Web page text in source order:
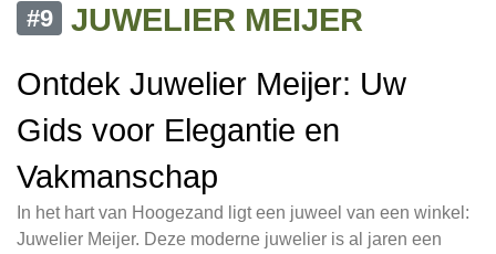
#9
JUWELIER MEIJER
Ontdek Juwelier Meijer: Uw
Gids voor Elegantie en
Vakmanschap
In het hart van Hoogezand ligt een juweel van een winkel:
Juwelier Meijer. Deze moderne juwelier is al jaren een